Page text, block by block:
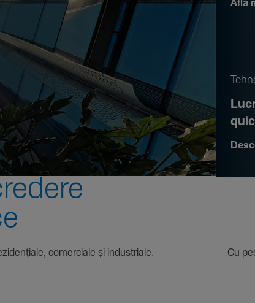
Află
rezi­den­țiale, comer­ciale și indus­triale. Cu peste